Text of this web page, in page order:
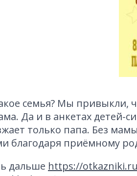
семья? Мы привыкли,
Да и в анкетах детей-
только папа. Без
благодаря приёмному
дальше https://